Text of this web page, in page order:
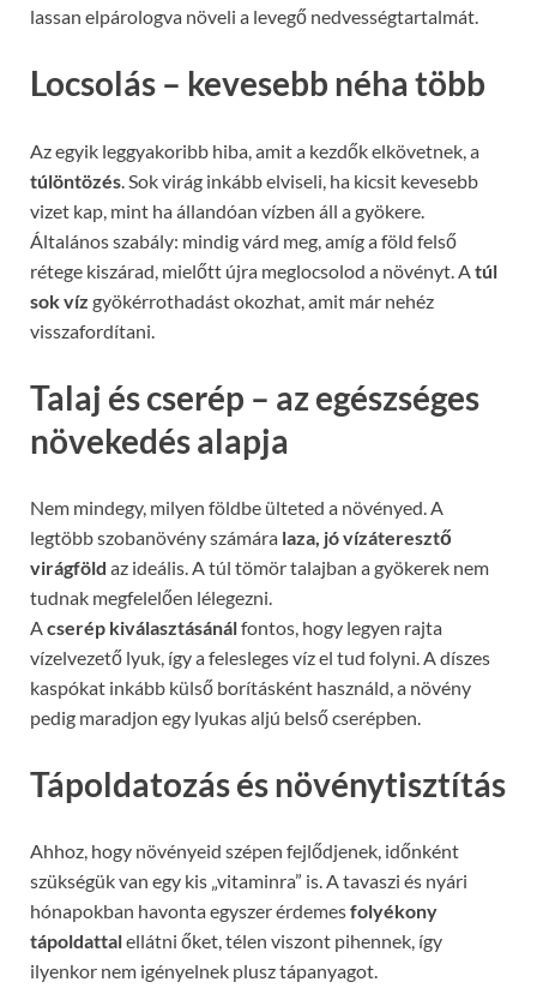
lassan elpárologva növeli a levegő nedvességtartalmát.
Locsolás – kevesebb néha több
Az egyik leggyakoribb hiba, amit a kezdők elkövetnek, a
túlöntözés . Sok virág inkább elviseli, ha kicsit kevesebb
vizet kap, mint ha állandóan vízben áll a gyökere.
Általános szabály: mindig várd meg, amíg a föld felső
rétege kiszárad, mielőtt újra meglocsolod a növényt. A túl
sok víz gyökérrothadást okozhat, amit már nehéz
visszafordítani.
Talaj és cserép – az egészséges
növekedés alapja
Nem mindegy, milyen földbe ülteted a növényed. A
legtöbb szobanövény számára laza, jó vízáteresztő
virágföld az ideális. A túl tömör talajban a gyökerek nem
tudnak megfelelően lélegezni.
Acserép kiválasztásánálfontos, hogy legyen rajta
vízelvezető lyuk, így a felesleges víz el tud folyni. A díszes
kaspókat inkább külső borításként használd, a növény
pedig maradjon egy lyukas aljú belső cserépben.
Tápoldatozás és növénytisztítás
Ahhoz, hogy növényeid szépen fejlődjenek, időnként
szükségük van egy kis „vitaminra” is. A tavaszi és nyári
hónapokban havonta egyszer érdemesfolyékony
tápoldattalellátni őket, télen viszont pihennek, így
ilyenkor nem igényelnek plusz tápanyagot.